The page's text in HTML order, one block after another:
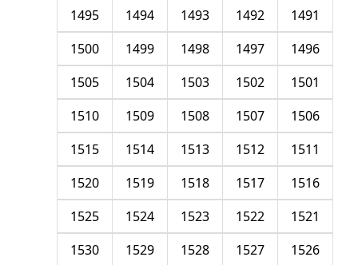
1491
1492
1493
1494
1495
1496
1497
1498
1499
1500
1501
1502
1503
1504
1505
1506
1507
1508
1509
1510
1511
1512
1513
1514
1515
1516
1517
1518
1519
1520
1521
1522
1523
1524
1525
1526
1527
1528
1529
1530